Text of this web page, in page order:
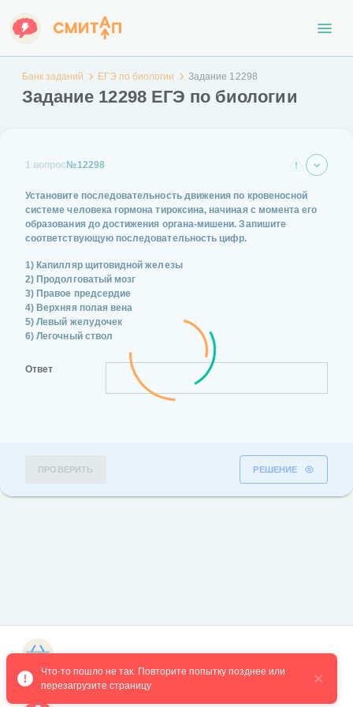
Банк заданий ЕГЭ по биологии Задание 12298
Задание 12298 ЕГЭ по биологии
1 вопрос №12298
Установите последовательность движения по кровеносной
системе человека гормона тироксина, начиная с момента его
образования до достижения органа-мишени. Запишите
соответствующую последовательность цифр.
1) Капилляр щитовидной железы
2) Продолговатый мозг
3) Правое предсердие
4) Верхняя полая вена
5) Левый желудочек
6) Легочный ствол
Ответ
ПРОВЕРИТЬ РЕШЕНИЕ
Что-то пошло не так. Повторите попытку позднее или
перезагрузите страницу